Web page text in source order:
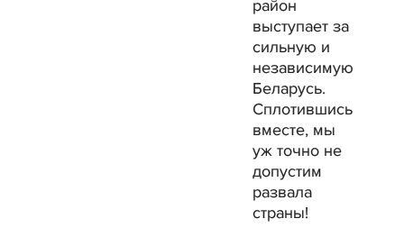
район
выступает за
сильную и
независимую
Беларусь.
Сплотившись
вместе, мы
уж точно не
допустим
развала
страны!